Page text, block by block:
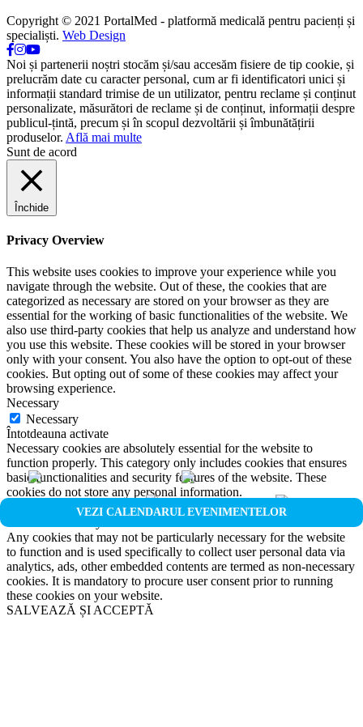
VEZI CALENDARUL EVENIMENTELOR
Copyright © 2021 PortalMed - platformă medicală pentru pacienți și
specialiști. Web Design
Noi și partenerii noștri stocăm și/sau accesăm fisiere de tip cookie, și
prelucrăm date cu caracter personal, cum ar fi identificatori unici și
informații standard trimise de un utilizator, pentru reclame și conținut
personalizate, măsurători de reclame și de conținut, informații despre
publicul-țintă, precum și în scopul dezvoltării și îmbunătățirii
produselor. Află mai multe
Sunt de acord
Închide
Privacy Overview
This website uses cookies to improve your experience while you
navigate through the website. Out of these, the cookies that are
categorized as necessary are stored on your browser as they are
essential for the working of basic functionalities of the website. We
also use third-party cookies that help us analyze and understand how
you use this website. These cookies will be stored in your browser
only with your consent. You also have the option to opt-out of these
cookies. But opting out of some of these cookies may affect your
browsing experience.
Necessary
Necessary
Întotdeauna activate
Necessary cookies are absolutely essential for the website to
function properly. This category only includes cookies that ensures
basic functionalities and security features of the website. These
cookies do not store any personal information.
Non-necessary
Any cookies that may not be particularly necessary for the website
to function and is used specifically to collect user personal data via
analytics, ads, other embedded contents are termed as non-necessary
cookies. It is mandatory to procure user consent prior to running
these cookies on your website.
SALVEAZĂ ȘI ACCEPTĂ